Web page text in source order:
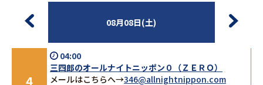
08月08日(土)
4
04:00
三四郎のオールナイトニッポン０（ＺＥＲＯ）
メールはこちらへ→346@allnightnippon.com